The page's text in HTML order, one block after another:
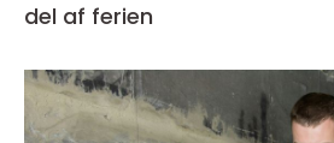
del af ferien